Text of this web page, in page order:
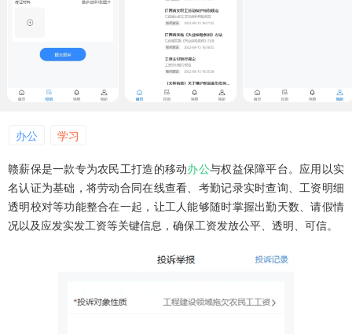
办公 学习
赣薪保是一款专为农民工打造的移动办公与权益保障平台。应用以实
名认证为基础，将劳动合同在线查看、考勤记录实时查询、工资明细
透明校对等功能整合在一起，让工人能够随时掌握出勤天数、请假情
况以及应发实发工资等关键信息，确保工资发放公平、透明、可信。